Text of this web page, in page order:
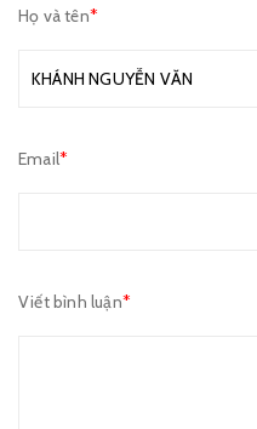
Họ và tên*
Email*
Viết bình luận*